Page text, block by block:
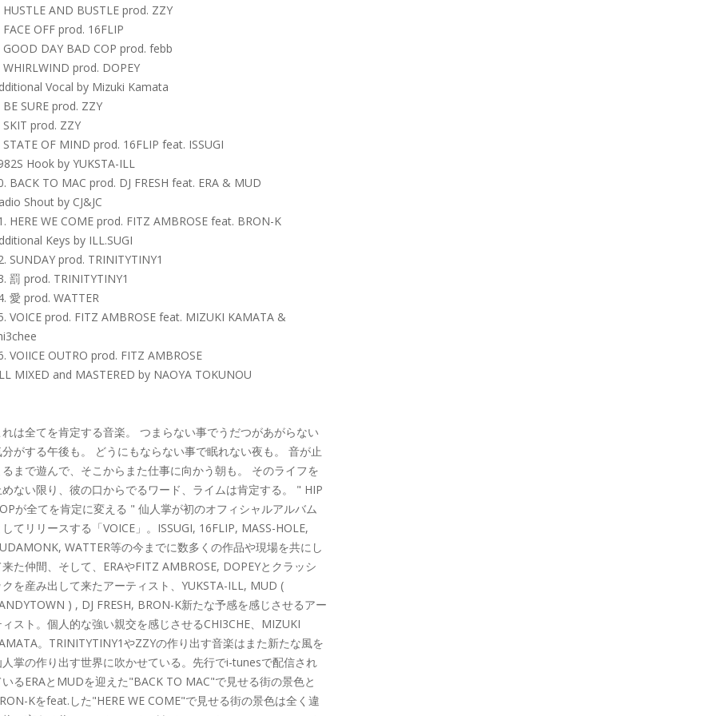
HUSTLE AND BUSTLE prod. ZZY
FACE OFF prod. 16FLIP
GOOD DAY BAD COP prod. febb
WHIRLWIND prod. DOPEY
Vocal by Mizuki Kamata
BE SURE prod. ZZY
SKIT prod. ZZY
STATE OF MIND prod. 16FLIP feat. ISSUGI
Hook by YUKSTA-ILL
BACK TO MAC prod. DJ FRESH feat. ERA & MUD
Shout by CJ&JC
HERE WE COME prod. FITZ AMBROSE feat. BRON-K
Keys by ILL.SUGI
SUNDAY prod. TRINITYTINY1
罰 prod. TRINITYTINY1
愛 prod. WATTER
VOICE prod. FITZ AMBROSE feat. MIZUKI KAMATA &
VOIICE OUTRO prod. FITZ AMBROSE
MIXED and MASTERED by NAOYA TOKUNOU
れは全てを肯定する音楽。 つまらない事でうだつがあがらない
がする午後も。 どうにもならない事で眠れない夜も。 音が止
るまで遊んで、そこからまた仕事に向かう朝も。 そのライフを
めない限り、彼の口からでるワード、ライムは肯定する。 " HIP
が全てを肯定に変える " 仙人掌が初のオフィシャルアルバム
してリリースする「VOICE」。ISSUGI, 16FLIP, MASS-HOLE,
WATTER等の今までに数多くの作品や現場を共にし
来た仲間、そして、ERAやFITZ AMBROSE, DOPEYとクラッシ
クを産み出して来たアーティスト、YUKSTA-ILL, MUD (
) , DJ FRESH, BRON-K新たな予感を感じさせるアー
ィスト。個人的な強い親交を感じさせるCHI3CHE、MIZUKI
。TRINITYTINY1やZZYの作り出す音楽はまた新たな風を
掌の作り出す世界に吹かせている。先行でi-tunesで配信され
いるERAとMUDを迎えた"BACK TO MAC"で見せる街の景色と
Kをfeat.した"HERE WE COME"で見せる街の景色は全く違